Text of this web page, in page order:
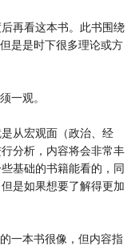
再看这本书。此书围绕
是是时下很多理论或方
一观。
从宏观面（政治、经
分析，内容将会非常丰
基础的书籍能看的，同
是如果想要了解得更加
本书很像，但内容指